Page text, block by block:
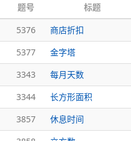
题号 标题
5376
商店折扣
5377
金字塔
3343
每月天数
3344
长方形面积
3857
休息时间